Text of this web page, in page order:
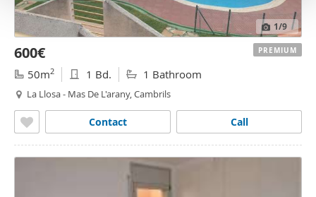
1/9
600€
50m2 1 Bd. 1 Bathroom
La Llosa - Mas De L'arany, Cambrils
Call
Contact
PREMIUM